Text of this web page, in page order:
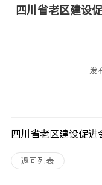
四川省老区建设
发
四川省老区建设促
返回列表